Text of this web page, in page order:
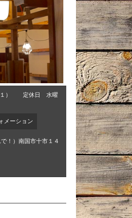
０１） 定休日 水曜
メーション
！）南国市十市１４